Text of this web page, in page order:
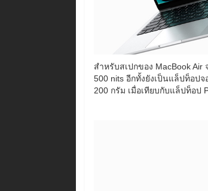
สำหรับสเปกของ MacBook
500 nits อีกทั้งยังเป็นแล็ปท็อป
200 กรัม เมื่อเทียบกับแล็ปท็อป